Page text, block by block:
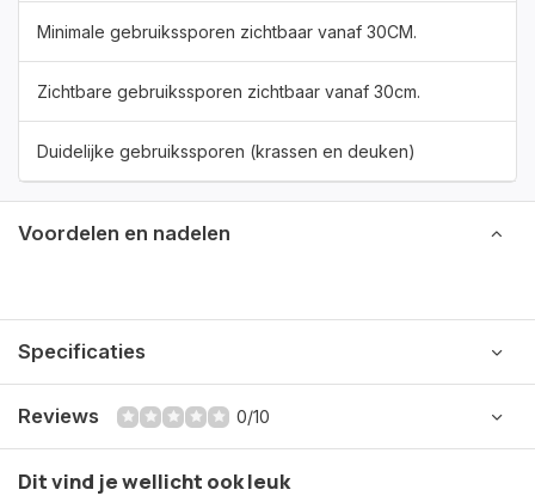
Minimale gebruikssporen zichtbaar vanaf 30CM.
Zichtbare gebruikssporen zichtbaar vanaf 30cm.
Duidelijke gebruikssporen (krassen en deuken)
Voordelen en nadelen
Specificaties
Reviews 0/10
Dit vind je wellicht ook leuk